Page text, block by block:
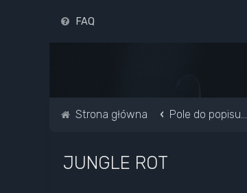
FAQ
Strona główna Pole do popisu...
JUNGLE ROT